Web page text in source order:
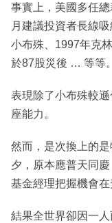
事實上，美國多任
月建議投資者長線
小布殊、1997年克
於87股災後 … 等等。
表現除了小布殊較
座能力。
然而，是次換上的
夕，原本應普天同
基金經理把握機會在
結果全世界卻因一